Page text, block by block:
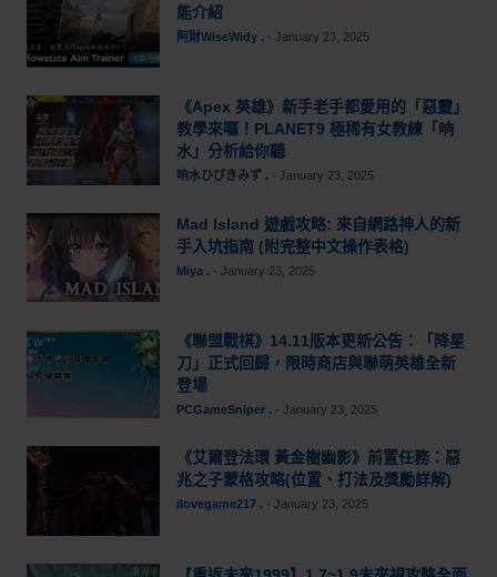
能介紹
阿財WiseWidy . - January 23, 2025
《Apex 英雄》新手老手都愛用的「惡靈」
教學來囉！PLANET9 極稀有女教練「响
水」分析給你聽
响水ひびきみず . - January 23, 2025
Mad Island 遊戲攻略: 來自網路神人的新
手入坑指南 (附完整中文操作表格)
Miya . - January 23, 2025
《聯盟戰棋》14.11版本更新公告：「降星
刀」正式回歸，限時商店與聯萌英雄全新
登場
PCGameSniper . - January 23, 2025
《艾爾登法環 黃金樹幽影》前置任務：惡
兆之子蒙格攻略(位置、打法及獎勵詳解)
ilovegame217 . - January 23, 2025